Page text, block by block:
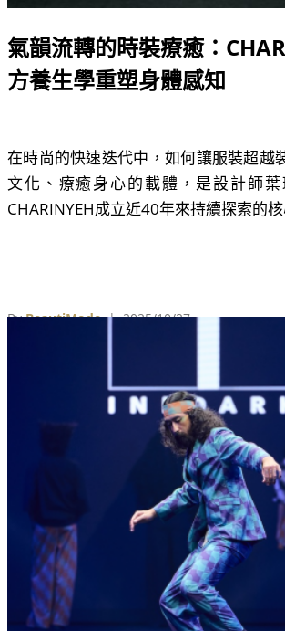
氣韻流轉的時裝療癒：
方養生學重塑身體感知
在時尚的快速迭代中，如何讓服裝超越
文化、療癒身心的載體，是設計師
CHARINYEH成立近40年來持續探索的核
ByBeautiMode| 2025/10/27